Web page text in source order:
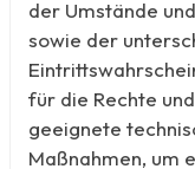
der Umstände
sowie der
für die Rechte
geeignete
Maßnahmen, um